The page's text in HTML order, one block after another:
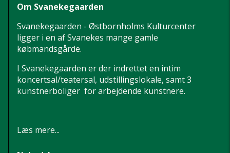
Om Svanekegaarden
Svanekegaarden - Østbornholms Kulturcenter
ligger i en af Svanekes mange gamle
købmandsgårde.
I Svanekegaarden er der indrettet en intim
koncertsal/teatersal, udstillingslokale, samt 3
kunstnerboliger for arbejdende kunstnere.
Læs mere...